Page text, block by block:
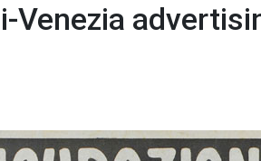
Venezia